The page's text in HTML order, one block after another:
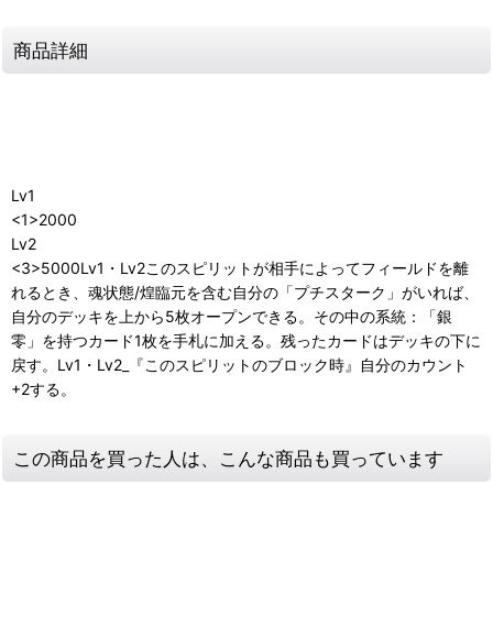
商品詳細
Lv1
<1>2000
Lv2
<3>5000Lv1・Lv2このスピリットが相手によってフィールドを離
れるとき、魂状態/煌臨元を含む自分の「プチスターク」がいれば、
自分のデッキを上から5枚オープンできる。その中の系統：「銀
零」を持つカード1枚を手札に加える。残ったカードはデッキの下に
戻す。Lv1・Lv2_『このスピリットのブロック時』自分のカウント
+2する。
この商品を買った人は、こんな商品も買っています